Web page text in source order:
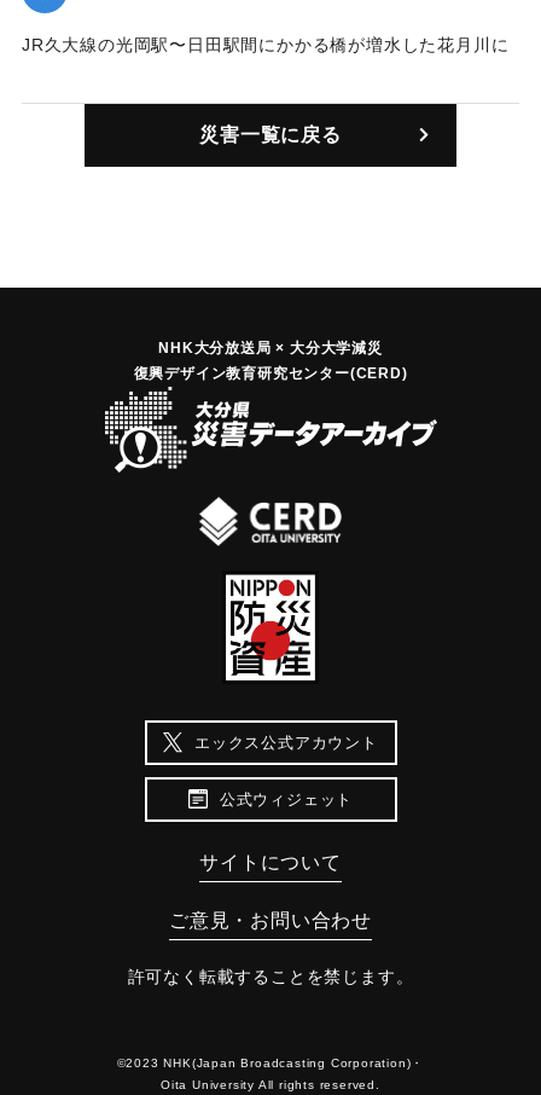
JR久大線の光岡駅〜日田駅間にかかる橋が増水した花月川に
行運転となっていた。
災害一覧に戻る
NHK大分放送局 × 大分大学減災
復興デザイン教育研究センター(CERD)
エックス公式アカウント
公式ウィジェット
サイトについて
ご意見・お問い合わせ
許可なく転載することを禁じます。
©2023 NHK(Japan Broadcasting Corporation)・
Oita University All rights reserved.